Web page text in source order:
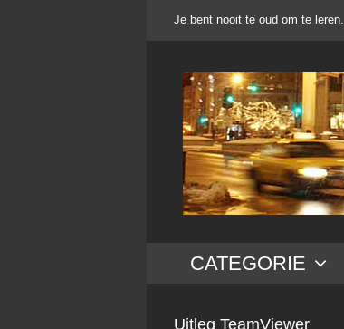
Je bent nooit te oud om te leren.
CATEGORIE
Uitleg TeamViewer